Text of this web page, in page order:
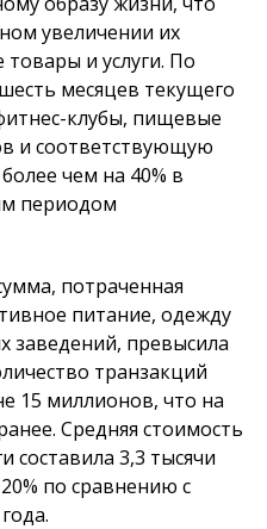
увеличении их
и услуги. По
месяцев текущего
клубы, пищевые
и соответствующую
чем на 40% в
периодом
потраченная
питание, одежду
заведений, превысила
транзакций
15 миллионов, что на
Средняя стоимость
составила 3,3 тысячи
по сравнению с